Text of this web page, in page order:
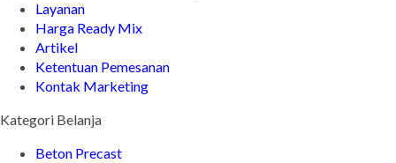
Layanan
Harga Ready Mix
Artikel
Ketentuan Pemesanan
Kontak Marketing
Kategori Belanja
Beton Precast